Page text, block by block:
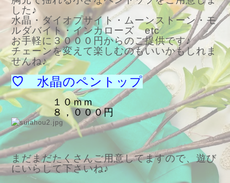
した♪
水晶・ダイオプサイト・ムーンストーン・モ
ルダバイト・インカローズ etc
お手軽に３０００円からのご提供です♪
チェーンを変えて楽しむのもいいかもしれま
せんね♪
♡ 水晶のペントップ
１０ｍｍ
８，０００円
まだまだたくさんご用意してますので、遊び
にいらして下さいね♪